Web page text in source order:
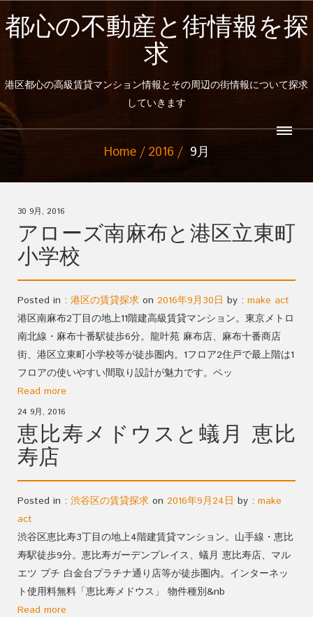
都心の不動産と街情報を探
求
港区都心の高級賃貸マンション情報とその周辺の街情報について探求
していきます
Home 2016 9月
30 9月, 2016
アローズ南麻布と港区立東町
小学校
Posted in : 港区の賃貸探求 on 2016年9月30日 by : make act
港区南麻布2丁目の地上11階建高級賃貸マンション。東京メトロ
南北線・麻布十番駅徒歩6分。龍叶苑 麻布店、麻布十番商店
街、港区立東町小学校等が徒歩圏内。1フロア2住戸で最上階は1
フロアの使いやすい間取り設計が魅力です。ペッ
Read more
24 9月, 2016
恵比寿メドウスと蟻月 恵比
寿店
Posted in : 渋谷区の賃貸探求 on 2016年9月24日 by : make
act
渋谷区恵比寿3丁目の地上4階建賃貸マンション。山手線・恵比
寿駅徒歩9分。恵比寿ガーデンプレイス、蟻月 恵比寿店、マル
エツ プチ 白金台プラチナ通り店等が徒歩圏内。インターネッ
ト使用料無料「恵比寿メドウス」 物件種別&nb
Read more